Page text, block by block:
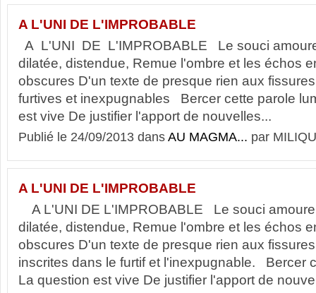
A L'UNI DE L'IMPROBABLE
A L'UNI DE L'IMPROBABLE Le souci
dilatée, distendue, Remue l'ombre et les échos
obscures D'un texte de presque rien aux
furtives et inexpugnables Bercer cette parole
est vive De justifier l'apport de nouvelles...
Publié le 24/09/2013 dans AU MAGMA... par
A L'UNI DE L'IMPROBABLE
A L'UNI DE L'IMPROBABLE Le souci
dilatée, distendue, Remue l'ombre et les échos
obscures D'un texte de presque rien aux
inscrites dans le furtif et l'inexpugnable. Bercer
La question est vive De justifier l'apport de